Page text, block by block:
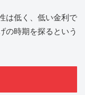
は低く、低い金利で
の時期を探るという